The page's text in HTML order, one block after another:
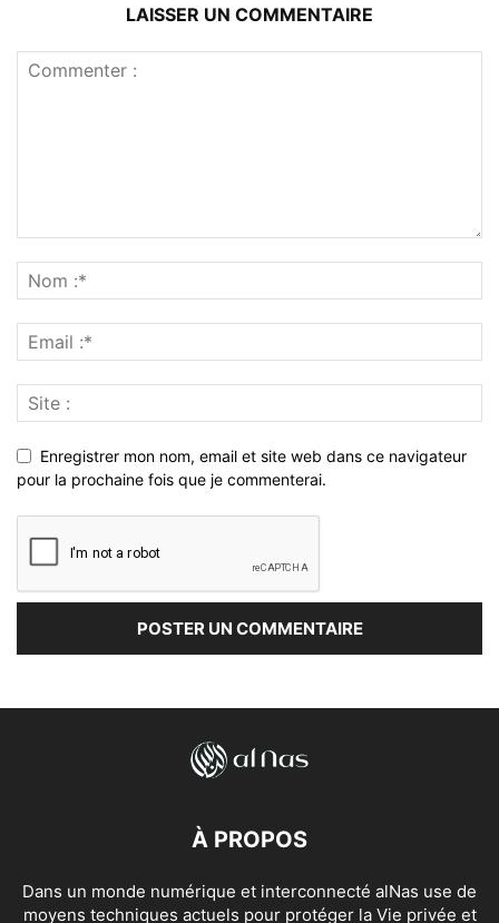
LAISSER UN COMMENTAIRE
Enregistrer mon nom, email et site web dans ce navigateur
pour la prochaine fois que je commenterai.
À PROPOS
Dans un monde numérique et interconnecté alNas use de
moyens techniques actuels pour protéger la Vie privée et